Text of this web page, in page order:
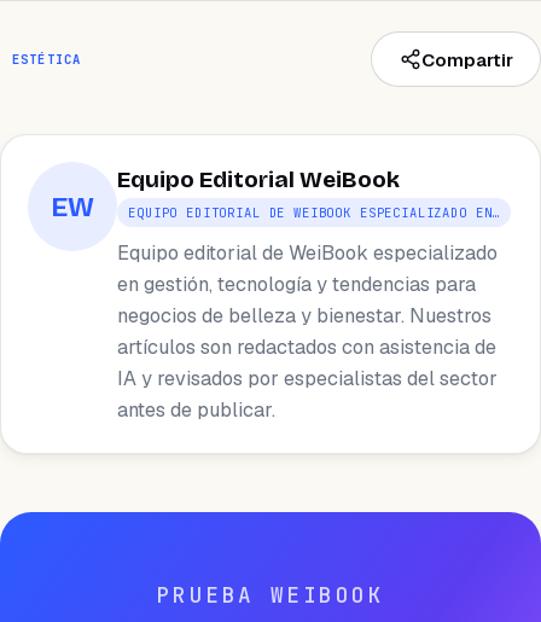
ESTÉTICA Compartir
EW
Equipo Editorial WeiBook
EQUIPO EDITORIAL DE WEIBOOK ESPECIALIZADO EN…
Equipo editorial de WeiBook especializado
en gestión, tecnología y tendencias para
negocios de belleza y bienestar. Nuestros
artículos son redactados con asistencia de
IA y revisados por especialistas del sector
antes de publicar.
PRUEBA WEIBOOK